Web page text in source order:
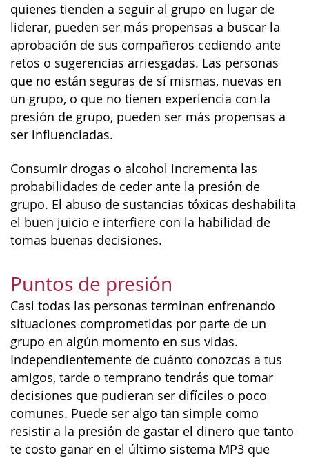
quienes tienden a seguir al grupo en lugar de
liderar, pueden ser más propensas a buscar la
aprobación de sus compañeros cediendo ante
retos o sugerencias arriesgadas. Las personas
que no están seguras de sí mismas, nuevas en
un grupo, o que no tienen experiencia con la
presión de grupo, pueden ser más propensas a
ser influenciadas.
Consumir drogas o alcohol incrementa las
probabilidades de ceder ante la presión de
grupo. El abuso de sustancias tóxicas deshabilita
el buen juicio e interfiere con la habilidad de
tomas buenas decisiones.
Puntos de presión
Casi todas las personas terminan enfrenando
situaciones comprometidas por parte de un
grupo en algún momento en sus vidas.
Independientemente de cuánto conozcas a tus
amigos, tarde o temprano tendrás que tomar
decisiones que pudieran ser difíciles o poco
comunes. Puede ser algo tan simple como
resistir a la presión de gastar el dinero que tanto
te costo ganar en el último sistema MP3 que